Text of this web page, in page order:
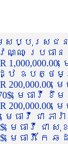
ប្បុរសជនជ
វណ្ណៈ ប្រធ
ឋ ឧបត្ថម្ភ
ម
មេធាវី ខឹ
េធាវី ជា ភ
មេធាវី ជា
មេធាវី កែ